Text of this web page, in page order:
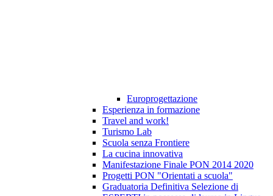
Europrogettazione
Esperienza in formazione
Travel and work!
Turismo Lab
Scuola senza Frontiere
La cucina innovativa
Manifestazione Finale PON 2014 2020
Progetti PON "Orientati a scuola"
Graduatoria Definitiva Selezione di